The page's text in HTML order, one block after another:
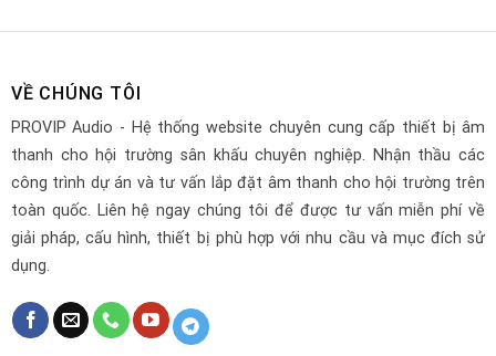
VỀ CHÚNG TÔI
PROVIP Audio - Hệ thống website chuyên cung cấp thiết bị âm
thanh cho hội trường sân khấu chuyên nghiệp. Nhận thầu các
công trình dự án và tư vấn lắp đặt âm thanh cho hội trường trên
toàn quốc. Liên hệ ngay chúng tôi để được tư vấn miễn phí về
giải pháp, cấu hình, thiết bị phù hợp với nhu cầu và mục đích sử
dụng.